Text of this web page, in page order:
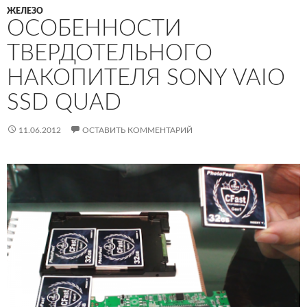
ЖЕЛЕЗО
ОСОБЕННОСТИ
ТВЕРДОТЕЛЬНОГО
НАКОПИТЕЛЯ SONY VAIO
SSD QUAD
11.06.2012 ОСТАВИТЬ КОММЕНТАРИЙ